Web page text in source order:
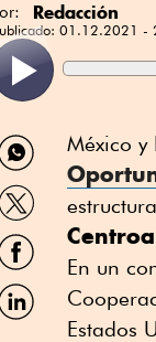
Redacción
01.12.2021 -
Compartir
WhatsApp
Compartir
Twitter
Compartir
Facebook
Compartir
México y
En un
Estados